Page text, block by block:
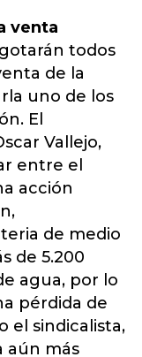
venta
todos
de la
uno de los
El
Vallejo,
entre el
acción
de medio
de 5.200
agua, por lo
pérdida de
el sindicalista,
aún más